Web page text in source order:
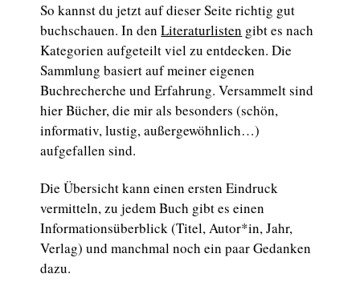
So kannst du jetzt auf dieser Seite richtig gut
buchschauen. In denLiteraturlisten gibt es nach
Kategorien aufgeteilt viel zu entdecken. Die
Sammlung basiert auf meiner eigenen
Buchrecherche und Erfahrung. Versammelt sind
hier Bücher, die mir als besonders (schön,
informativ, lustig, außergewöhnlich…)
aufgefallen sind.
Die Übersicht kann einen ersten Eindruck
vermitteln, zu jedem Buch gibt es einen
Informationsüberblick (Titel, Autor*in, Jahr,
Verlag) und manchmal noch ein paar Gedanken
dazu.